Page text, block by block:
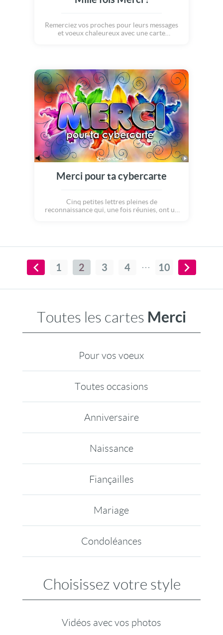
Remerciez vos proches pour leurs messages
et voeux chaleureux avec une carte
Merci pour ta cybercarte
Cinq petites lettres pleines de
reconnaissance qui, une fois réunies, ont un
1 2 3 4 10
Toutes les cartes Merci
Pour vos voeux
Toutes occasions
Anniversaire
Naissance
Fiançailles
Mariage
Condoléances
Choisissez votre style
Vidéos avec vos photos